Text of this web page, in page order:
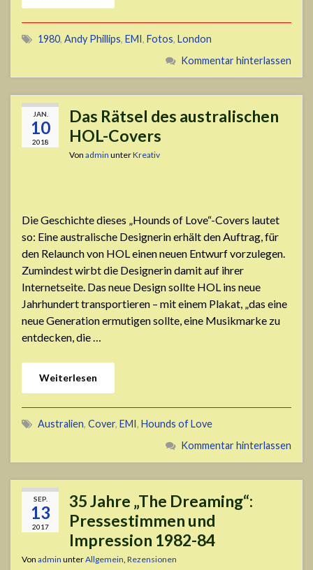
1980, Andy Phillips, EMI , Fotos, London
Kommentar hinterlassen
JAN.
10
2018
Das Rätsel des australischen
HOL-Covers
Von admin unterKreativ
Die Geschichte dieses „Hounds of Love“-Covers lautet
so: Eine australische Designerin erhält den Auftrag, für
den Relaunch von HOL einen neuen Entwurf vorzulegen.
Zumindest wirbt die Designerin damit auf ihrer
Internetseite. Das neue Design sollte HOL ins neue
Jahrhundert transportieren – mit einem Plakat, „das eine
neue Generation ermutigen sollte, eine Musikmarke zu
entdecken, die …
Weiterlesen
Australien, Cover, EMI , Hounds of Love
Kommentar hinterlassen
SEP.
13
2017
35 Jahre „The Dreaming“:
Pressestimmen und
Impression 1982-84
Von admin unterAllgemein, Rezensionen